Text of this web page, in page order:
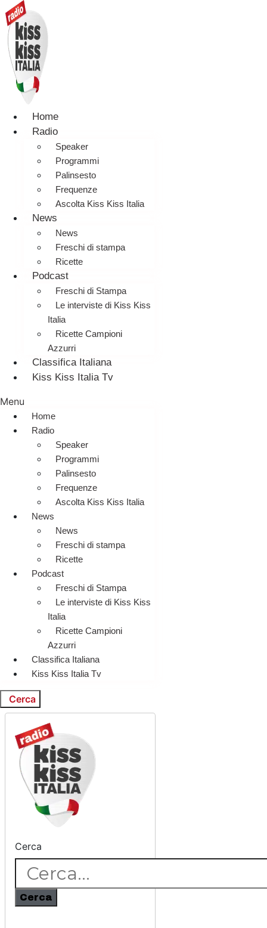
Home
Radio
Speaker
Programmi
Palinsesto
Frequenze
Ascolta Kiss Kiss Italia
News
News
Freschi di stampa
Ricette
Podcast
Freschi di Stampa
Le interviste di Kiss Kiss
Italia
Ricette Campioni
Azzurri
Classifica Italiana
Kiss Kiss Italia Tv
Menu
Home
Radio
Speaker
Programmi
Palinsesto
Frequenze
Ascolta Kiss Kiss Italia
News
News
Freschi di stampa
Ricette
Podcast
Freschi di Stampa
Le interviste di Kiss Kiss
Italia
Ricette Campioni
Azzurri
Classifica Italiana
Kiss Kiss Italia Tv
Cerca
Cerca
Cerca